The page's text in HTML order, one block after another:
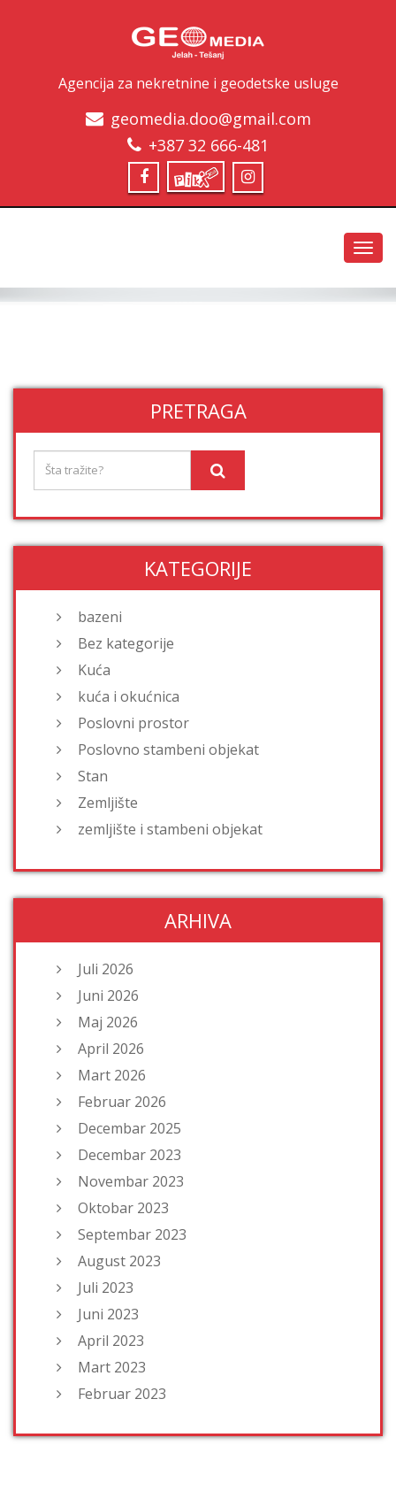
Agencija za nekretnine i geodetske usluge
geomedia.doo@gmail.com
+387 32 666-481
PRETRAGA
KATEGORIJE
bazeni
Bez kategorije
Kuća
kuća i okućnica
Poslovni prostor
Poslovno stambeni objekat
Stan
Zemljište
zemljište i stambeni objekat
ARHIVA
Juli 2026
Juni 2026
Maj 2026
April 2026
Mart 2026
Februar 2026
Decembar 2025
Decembar 2023
Novembar 2023
Oktobar 2023
Septembar 2023
August 2023
Juli 2023
Juni 2023
April 2023
Mart 2023
Februar 2023